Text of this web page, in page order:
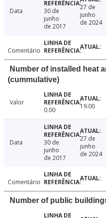
Data
30 de
junho
de 2017
27 de
junho
de 2024
Comentário
Number of installed heat
(cummulative)
Valor
0.00
19.00
Data
30 de
junho
de 2017
27 de
junho
de 2024
Comentário
Number of public